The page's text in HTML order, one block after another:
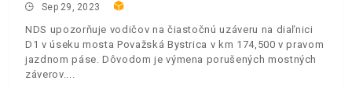
Sep 29, 2023
NDS upozorňuje vodičov na čiastočnú uzáveru na diaľnici
D1 v úseku mosta Považská Bystrica v km 174,500 v pravom
jazdnom páse. Dôvodom je výmena porušených mostných
záverov.